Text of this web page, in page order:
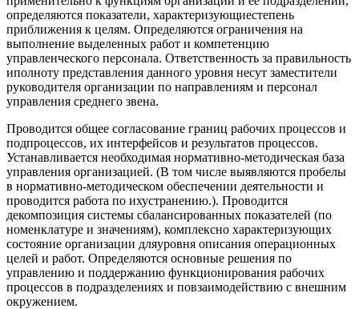
определяются показатели, характеризующиестепень
приближения к целям. Определяются ограничения на
выполнение выделенных работ и компетенцию
управленческого персонала. Ответственность за правильность
иполноту представления данного уровня несут заместители
руководителя организации по направлениям и персонал
управления среднего звена.
Проводится общее согласование границ рабочих процессов и
подпроцессов, их интерфейсов и результатов процессов.
Устанавливается необходимая нормативно-методическая база
управления организацией. (В том числе выявляются пробелы
в нормативно-методическом обеспечении деятельности и
проводится работа по ихустранению.). Проводится
декомпозиция системы сбалансированных показателей (по
номенклатуре и значениям), комплексно характеризующих
состояние организации дляуровня описания операционных
целей и работ. Определяются основные решения по
управлению и поддержанию функционирования рабочих
процессов в подразделениях и повзаимодействию с внешним
окружением.